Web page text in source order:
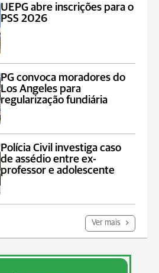
UEPG abre inscrições para o
PSS 2026
PG convoca moradores do
Los Angeles para
regularização fundiária
Polícia Civil investiga caso
de assédio entre ex-
professor e adolescente
Ver mais